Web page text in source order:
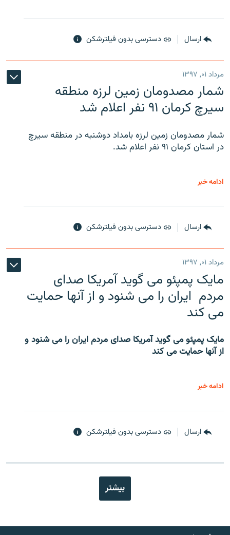
ارسال دسترسی بدون فیلترشکن
مرداد ۰۱, ۱۳۹۷
شمار مصدومان زمین لرزه منطقه
سیرچ کرمان ۹۱ نفر اعلام شد
شمار مصدومان زمین لرزه بامداد دوشنبه در منطقه سیرچ
در استان کرمان ۹۱ نفر اعلام شد.
ادامه خبر
ارسال دسترسی بدون فیلترشکن
مرداد ۰۱, ۱۳۹۷
مایک پمپئو می گوید آمریکا صدای
مردم ایران را می شنود و از آنها حمایت
می کند
مایک پمپئو می گوید آمریکا صدای مردم ایران را می شنود و
از آنها حمایت می کند
ادامه خبر
ارسال دسترسی بدون فیلترشکن
بیشتر